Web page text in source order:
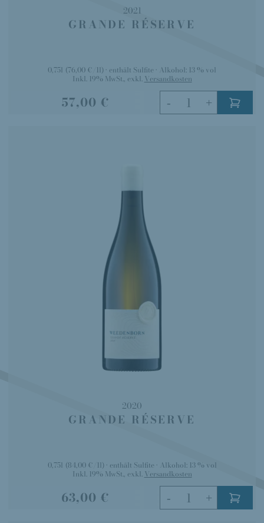
2021
GRANDE RÉSERVE
0,75l (76,00 €/1l) enthält Sulfite Alkohol: 13 % vol
57,00 €
Inkl. 19% MwSt., exkl. Versandkosten
- +
2020
GRANDE RÉSERVE
0,75l (84,00 €/1l) enthält Sulfite Alkohol: 13 % vol
63,00 €
Inkl. 19% MwSt., exkl. Versandkosten
- +